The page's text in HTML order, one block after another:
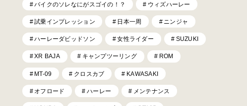
バイクのソレなにがスゴイの！？ ウィズハーレー
試乗インプレッション 日本一周 ニンジャ
ハーレーダビッドソン 女性ライダー SUZUKI
XR BAJA キャンプツーリング ROM
MT-09 クロスカブ KAWASAKI
オフロード ハーレー メンテナンス